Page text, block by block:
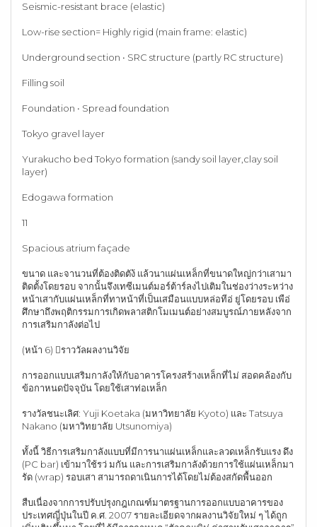
Seismic-resistant brace (elastic)
Low-rise section= Highly rigid (main frame: elastic)
Underground section • SRC structure (partly RC structure)
Filling soil
Foundation • Spread foundation
Tokyo gravel layer
Yurakucho bed Tokyo formation (sandy soil layer,clay soil
layer)
Edogawa formation
11
Spacious atrium façade
ขนาด และจานวนที่ต้องติดตัง้ แล้วนาแผ่นเหล็กที่ขนาดใหญ่กว่าเสามา
ติดตั้งโดยรอบ จากนั้นจึงเทซีเมนต์มอร์ต้าร์ลงไปเติมในช่องว่างระหว่าง
หน้าเสากับแผ่นเหล็กที่ทาหน้าที่เป็นเสมือนแบบหล่อทีอ่ ยู่โดยรอบ เพือ่
ศึกษาถึงพฤติกรรมการเกิดพลาสติกโมเมนต์อย่างสมบูรณ์ภายหลังจาก
การเสริมกาลังต่อไป
(หน้า 6) ราววัลผลงานวิจัย
การออกแบบเสริมกาลังให้กับอาคารโครงสร้างเหล็กที่ไม่ สอดคล้องกับ
ข้อกาหนดปัจจุบัน โดยใช้เสาท่อเหล็ก
รางวัลชนะเลิศ: Yuji Koetaka (มหาวิทยาลัย Kyoto) และ Tatsuya
Nakano (มหาวิทยาลัย Utsunomiya)
ทั้งนี้ วิธีการเสริมกาลังแบบที่มีการนาแผ่นเหล็กและลวดเหล็กรับแรง ดึง
(PC bar) เข้ามาใช้รว่ มกัน และการเสริมกาลังด้วยการใช้แผ่นเหล็กมา
รัด (wrap) รอบเสา สามารถดาเนินการได้โดยไม่ต้องสกัดพื้นออก
สืบเนื่องจากการปรับปรุงกฎเกณฑ์มาตรฐานการออกแบบอาคารของ
ประเทศญี่ปุ่นในปี ค.ศ. 2007 รายละเอียดจากผลงานวิจัยใหม่ ๆ ได้ถูก